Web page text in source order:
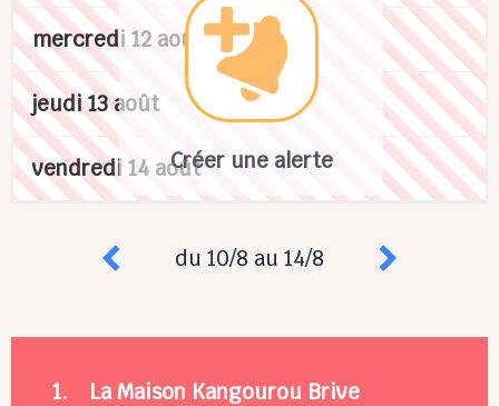
Créer une alerte
mercredi 12 août
jeudi 13 août
vendredi 14 août
du 10/8 au 14/8
1. La Maison Kangourou Brive